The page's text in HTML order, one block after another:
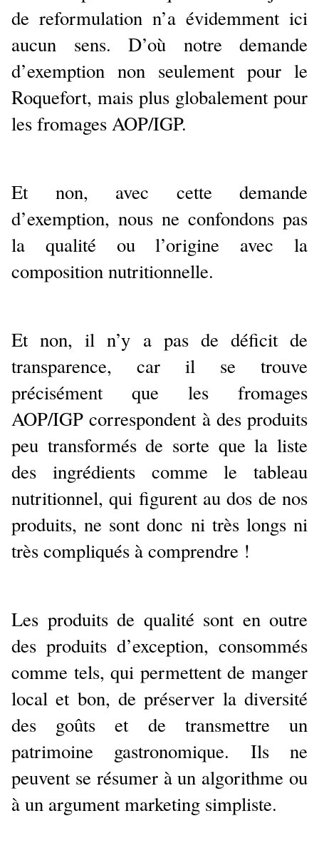
de reformulation n’a évidemment ici
aucun sens. D’où notre demande
d’exemption non seulement pour le
Roquefort, mais plus globalement pour
les fromages AOP/IGP.
Et non, avec cette demande
d’exemption, nous ne confondons pas
la qualité ou l’origine avec la
composition nutritionnelle.
Et non, il n’y a pas de déficit de
transparence, car il se trouve
précisément que les fromages
AOP/IGP correspondent à des produits
peu transformés de sorte que la liste
des ingrédients comme le tableau
nutritionnel, qui figurent au dos de nos
produits, ne sont donc ni très longs ni
très compliqués à comprendre !
Les produits de qualité sont en outre
des produits d’exception, consommés
comme tels, qui permettent de manger
local et bon, de préserver la diversité
des goûts et de transmettre un
patrimoine gastronomique. Ils ne
peuvent se résumer à un algorithme ou
à un argument marketing simpliste.